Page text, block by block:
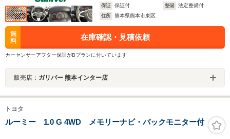
保証
保証付 整備
法定整備付
住所
熊本県熊本市東区
無
料
在庫確認・見積依頼
カーセンサーアフター保証がBプランに付いています
販売店： ガリバー 熊本インター店
トヨタ
ルーミー 1.0 G 4WD メモリーナビ・バックモニター付